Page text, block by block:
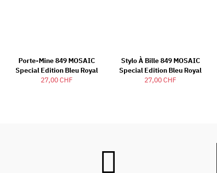
Porte-Mine 849 MOSAIC
Special Edition Bleu Royal
27,00 CHF
Stylo À Bille 849 MOSAIC
Special Edition Bleu Royal
27,00 CHF